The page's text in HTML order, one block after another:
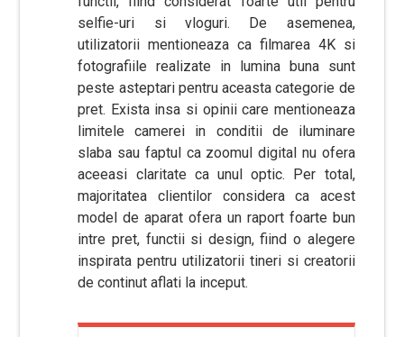
selfie-uri si vloguri. De asemenea,
utilizatorii mentioneaza ca filmarea 4K si
fotografiile realizate in lumina buna sunt
peste asteptari pentru aceasta categorie de
pret. Exista insa si opinii care mentioneaza
limitele camerei in conditii de iluminare
slaba sau faptul ca zoomul digital nu ofera
aceeasi claritate ca unul optic. Per total,
majoritatea clientilor considera ca acest
model de aparat ofera un raport foarte bun
intre pret, functii si design, fiind o alegere
inspirata pentru utilizatorii tineri si creatorii
de continut aflati la inceput.